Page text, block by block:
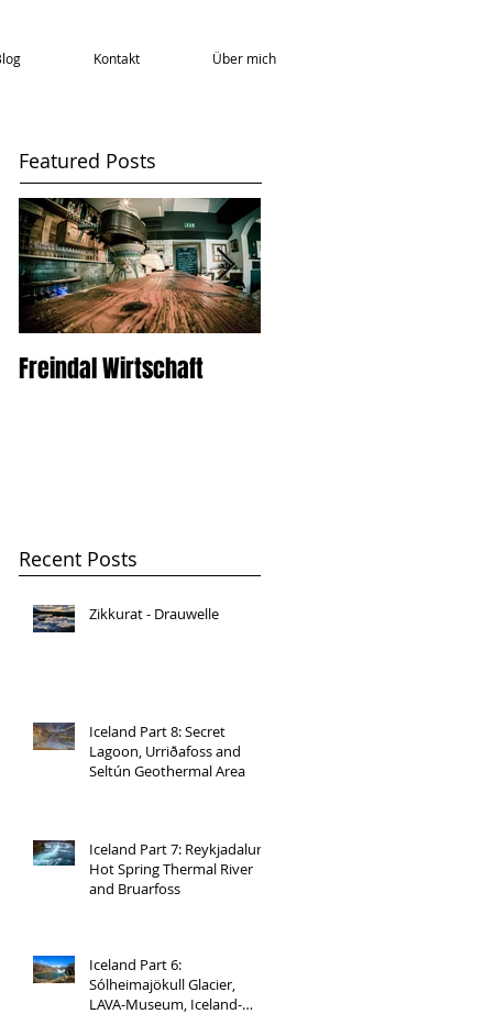
Kontakt Über mich
Featured Posts
Freindal Wirtschaft
Recent Posts
Zikkurat - Drauwelle
Iceland Part 8: Secret
Lagoon, Urriðafoss and
Seltún Geothermal Area
Iceland Part 7: Reykjadalur
Hot Spring Thermal River
and Bruarfoss
Iceland Part 6:
Sólheimajökull Glacier,
LAVA-Museum, Iceland-